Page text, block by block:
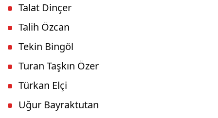
Talat Dinçer
Talih Özcan
Tekin Bingöl
Turan Taşkın Özer
Türkan Elçi
Uğur Bayraktutan